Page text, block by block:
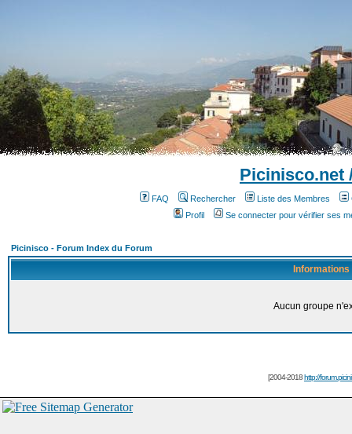
Picinisco.net
FAQ Rechercher Liste des Membres
Profil
Se connecter pour vérifier ses
Picinisco - Forum Index du Forum
Informations
Aucun groupe
[2004-2018http://